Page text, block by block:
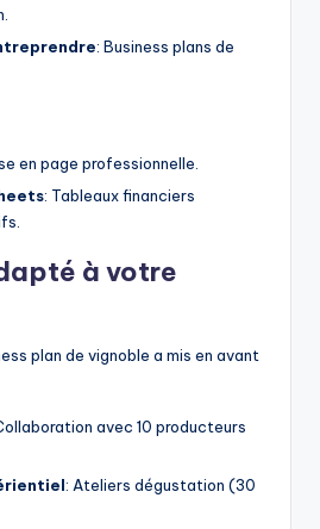
: Business plans de
en page professionnelle.
: Tableaux financiers
à votre
plan de vignoble a mis en avant
avec 10 producteurs
: Ateliers dégustation (30